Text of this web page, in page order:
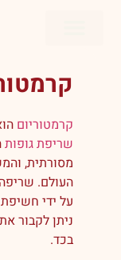
קרמטוריום
שריפת גופות
מסורתית,
העולם.
על ידי
ניתן לקבור
בכד.